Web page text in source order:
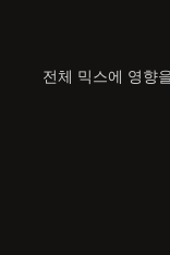
전체 믹스에 영향